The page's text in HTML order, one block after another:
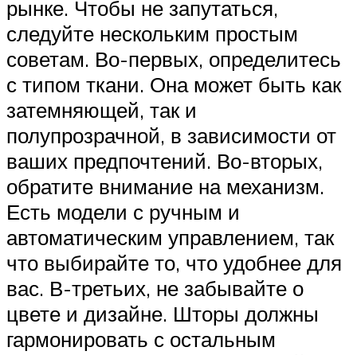
рынке. Чтобы не запутаться,
следуйте нескольким простым
советам. Во-первых, определитесь
с типом ткани. Она может быть как
затемняющей, так и
полупрозрачной, в зависимости от
ваших предпочтений. Во-вторых,
обратите внимание на механизм.
Есть модели с ручным и
автоматическим управлением, так
что выбирайте то, что удобнее для
вас. В-третьих, не забывайте о
цвете и дизайне. Шторы должны
гармонировать с остальным